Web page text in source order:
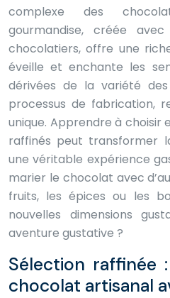
complexe des
gourmandise, créée
chocolatiers, offre une
éveille et enchante les
dérivées de la variété
processus de fabrication,
unique. Apprendre à choisir
raffinés peut transformer
une véritable expérience
marier le chocolat avec
fruits, les épices ou les
nouvelles dimensions
aventure gustative ?
Sélection raffinée
chocolat artisanal